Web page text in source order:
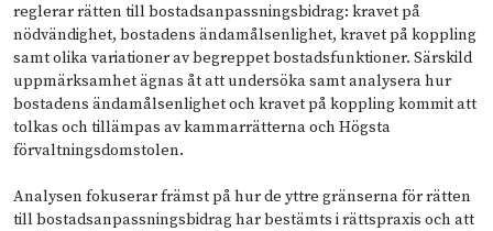
reglerar rätten till bostadsanpassningsbidrag: kravet på
nödvändighet, bostadens ändamålsenlighet, kravet på koppling
samt olika variationer av begreppet bostadsfunktioner. Särskild
uppmärksamhet ägnas åt att undersöka samt analysera hur
bostadens ändamålsenlighet och kravet på koppling kommit att
tolkas och tillämpas av kammarrätterna och Högsta
förvaltningsdomstolen.
Analysen fokuserar främst på hur de yttre gränserna för rätten
till bostadsanpassningsbidrag har bestämts i rättspraxis och att